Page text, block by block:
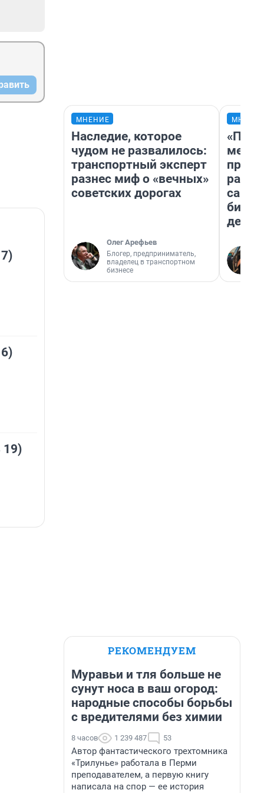
МНЕНИЕ
Наследие, которое
чудом не развалилось:
транспортный эксперт
разнес миф о «вечных»
советских дорогах
Олег Арефьев
Блогер, предприниматель,
владелец в транспортном
бизнесе
РЕКОМЕНДУЕМ
Муравьи и тля больше не
сунут носа в ваш огород:
народные способы борьбы
с вредителями без химии
8 часов 1 239 487 53
Автор фантастического трехтомника
«Трилунье» работала в Перми
преподавателем, а первую книгу
написала на спор — ее история